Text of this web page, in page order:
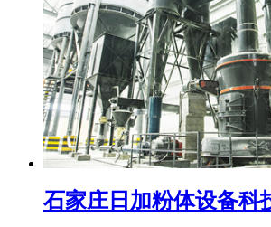
石家庄日加粉体设备科